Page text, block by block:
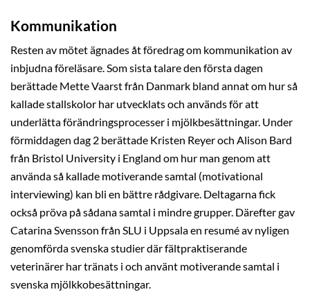
Kommunikation
Resten av mötet ägnades åt föredrag om kommunikation av
inbjudna föreläsare. Som sista talare den första dagen
berättade Mette Vaarst från Danmark bland annat om hur så
kallade stallskolor har utvecklats och används för att
underlätta förändringsprocesser i mjölkbesättningar. Under
förmiddagen dag 2 berättade Kristen Reyer och Alison Bard
från Bristol University i England om hur man genom att
använda så kallade motiverande samtal (motivational
interviewing) kan bli en bättre rådgivare. Deltagarna fick
också pröva på sådana samtal i mindre grupper. Därefter gav
Catarina Svensson från SLU i Uppsala en resumé av nyligen
genomförda svenska studier där fältpraktiserande
veterinärer har tränats i och använt motiverande samtal i
svenska mjölkkobesättningar.